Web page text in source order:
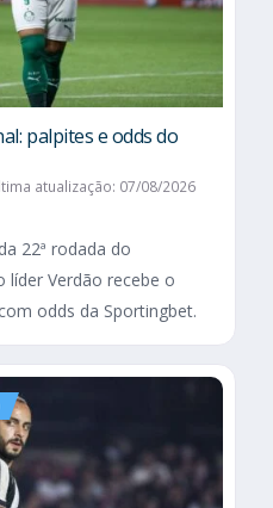
palpites e odds do
atualização: 07/08/2026
22ª rodada do
líder Verdão recebe o
odds da Sportingbet.